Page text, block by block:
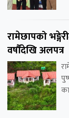
रामेछापको
वर्षौंदेखि अलपत्र